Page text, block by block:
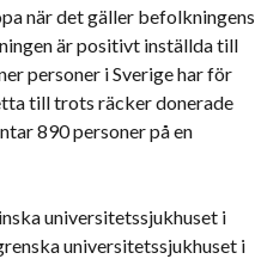
när det gäller befolkningens
är positivt inställda till
personer i Sverige har för
till trots räcker donerade
890 personer på en
universitetssjukhuset i
universitetssjukhuset i